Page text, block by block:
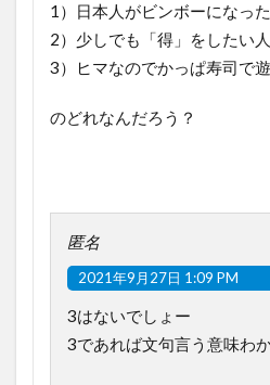
1）日本人がビンボーになった
2）少しでも「得」をしたい
3）ヒマなのでかっぱ寿司で
のどれなんだろう？
匿名
2021年9月27日 1:09 PM
3はないでしょー
3であれば文句言う意味わ